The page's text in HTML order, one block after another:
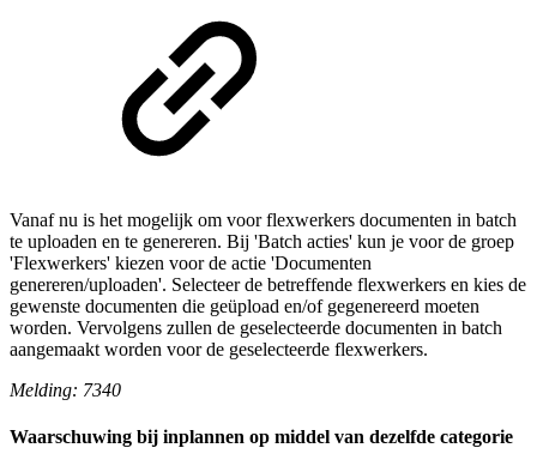
Vanaf nu is het mogelijk om voor flexwerkers documenten in batch
te uploaden en te genereren. Bij 'Batch acties' kun je voor de groep
'Flexwerkers' kiezen voor de actie 'Documenten
genereren/uploaden'. Selecteer de betreffende flexwerkers en kies de
gewenste documenten die geüpload en/of gegenereerd moeten
worden. Vervolgens zullen de geselecteerde documenten in batch
aangemaakt worden voor de geselecteerde flexwerkers.
Melding: 7340
Waarschuwing bij inplannen op middel van dezelfde categorie